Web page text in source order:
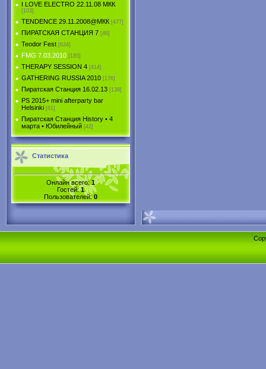
I LOVE ELECTRO 22.11.08 МКК
[103]
TENDЕNCE 29.11.2008@МКК [477]
ПИРАТСКАЯ СТАНЦИЯ 7 [46]
Teodor Fest [624]
FMG 7.03.2010 [185]
THERAPY SESSION 4 [414]
GATHERING RUSSIA 2010 [176]
Пиратская Станция 16.02.13 [138]
PS 2015+ mini afterparty bar
Helsinki [61]
Пиратская Станция History • 4
марта • Юбилейный [42]
Статистика
Онлайн всего: 1
Гостей:1
Пользователей:0